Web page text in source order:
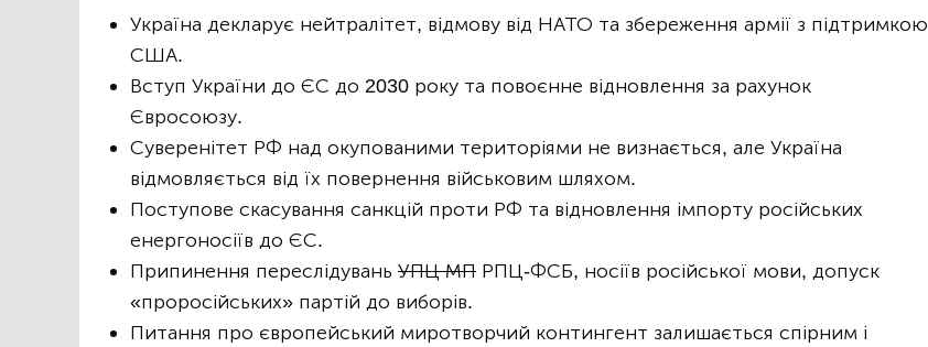
Україна декларує нейтралітет, відмову від НАТО та збереження армії з підтримкою
США.
Вступ України до ЄС до 2030 року та повоєнне відновлення за рахунок
Євросоюзу.
Суверенітет РФ над окупованими територіями не визнається, але Україна
відмовляється від їх повернення військовим шляхом.
Поступове скасування санкцій проти РФ та відновлення імпорту російських
енергоносіїв до ЄС.
Припинення переслідувань УПЦ МП РПЦ-ФСБ, носіїв російської мови, допуск
«проросійських» партій до виборів.
Питання про європейський миротворчий контингент залишається спірним і